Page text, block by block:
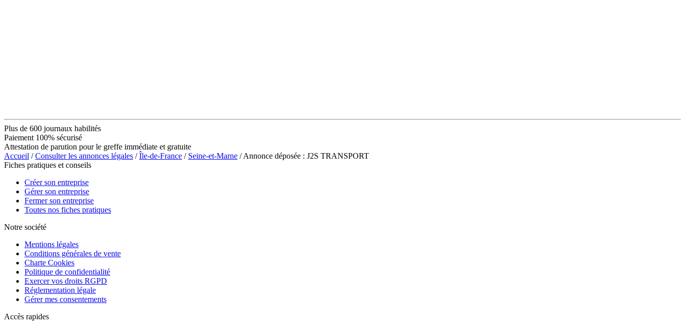
Plus de 600 journaux habilités
Paiement 100% sécurisé
Attestation de parution pour le greffe immédiate et gratuite
Accueil /Consulter les annonces légales /Île-de-France / Seine-et-Marne / Annonce déposée : J2S TRANSPORT
Fiches pratiques et conseils
Créer son entreprise
Gérer son entreprise
Fermer son entreprise
Toutes nos fiches pratiques
Notre société
Mentions légales
Conditions générales de vente
Charte Cookies
Politique de confidentialité
Exercer vos droits RGPD
Réglementation légale
Gérer mes consentements
Accès rapides